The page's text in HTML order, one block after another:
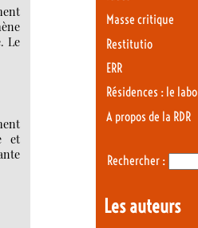
Le
et
Masse critique
Restitutio
ERR
Résidences : le labo
A propos de la RDR
Rechercher :
Les auteurs